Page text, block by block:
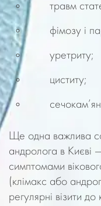
травм
фімозу і
уретриту;
циститу;
Ще одна важлива
андролога в Києві
симптомами
(клімакс або
регулярні візити